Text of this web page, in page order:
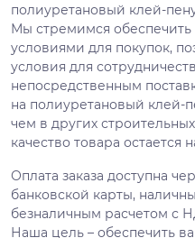
полиуретановый клей-
Мы стремимся
условиями для покупок,
условия для
непосредственным
на полиуретановый клей-
чем в других
качество товара остается
Оплата заказа доступна
банковской карты,
безналичным расчетом с
Наша цель – обеспечить